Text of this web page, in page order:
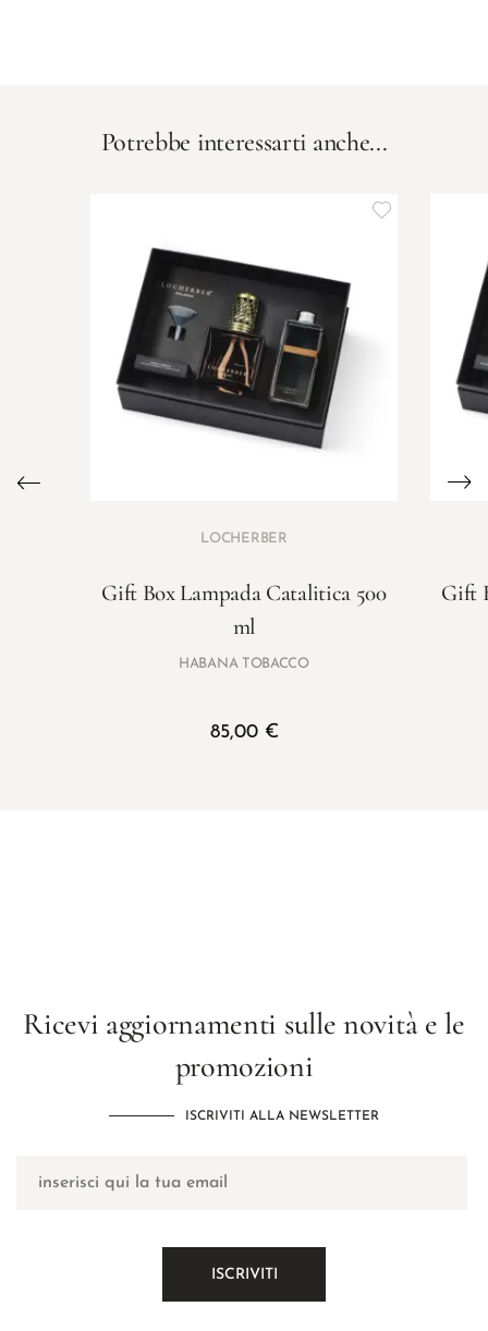
Potrebbe interessarti anche...
LOCHERBER
Gift Box Lampada Catalitica 500
ml
HABANA TOBACCO
85,00 €
Gift
Ricevi aggiornamenti sulle novità e le
promozioni
ISCRIVITI ALLA NEWSLETTER